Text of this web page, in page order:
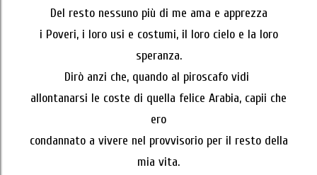
Del resto nessuno più di me ama e apprezza
i Poveri, i loro usi e costumi, il loro cielo e la loro
speranza.
Dirò anzi che, quando al piroscafo vidi
allontanarsi le coste di quella felice Arabia, capii che
ero
condannato a vivere nel provvisorio per il resto della
mia vita.